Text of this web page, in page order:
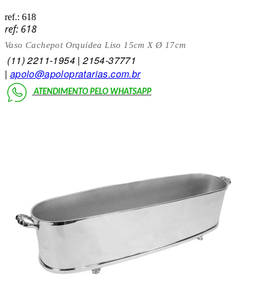
ref.: 618
ref: 618
Vaso Cachepot Orquídea Liso 15cm X Ø 17cm
(11)2211-1954 | 2154-37771
| apolo@apolopratarias.com.br
ATENDIMENTO PELO WHATSAPP